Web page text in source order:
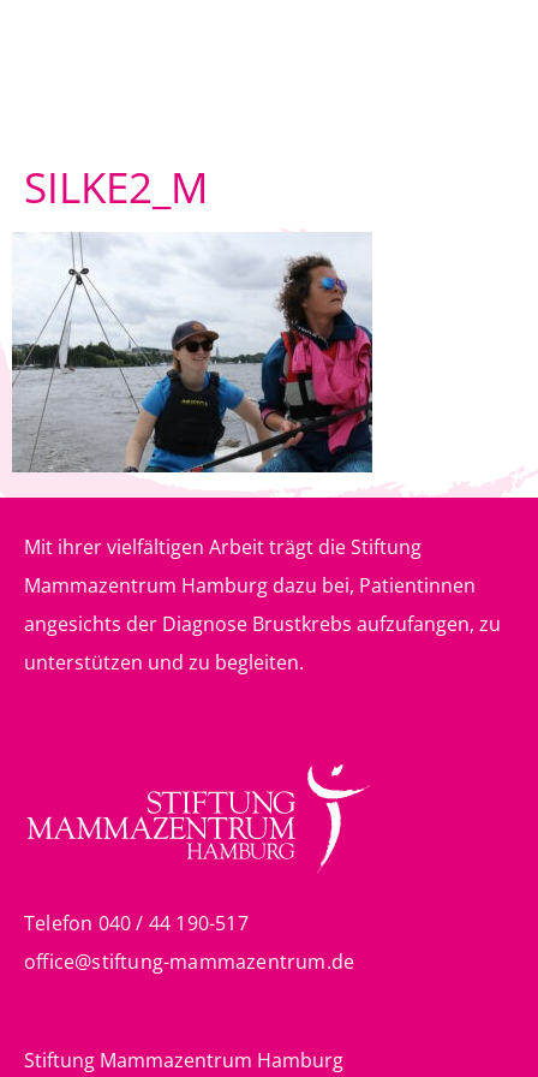
SILKE2_M
Mit ihrer vielfältigen Arbeit trägt die Stiftung
Mammazentrum Hamburg dazu bei, Patientinnen
angesichts der Diagnose Brustkrebs aufzufangen, zu
unterstützen und zu begleiten.
Telefon 040 / 44 190-517
office@stiftung-mammazentrum.de
Stiftung Mammazentrum Hamburg